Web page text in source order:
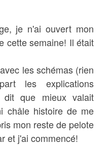
je n'ai ouvert mon
cette semaine! Il était
les schémas (rien
les explications
que mieux valait
châle histoire de me
mon reste de pelote
et j'ai commencé!